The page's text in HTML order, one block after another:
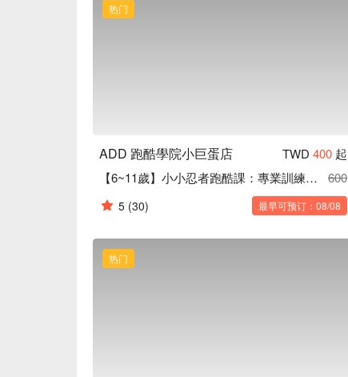
热门
ADD 跑酷學院小巨蛋店 TWD 400 起
【6~11歲】小小忍者跑酷課：專業訓練肢體協調力
600
5 (30) 最早可预订：08/08
热门